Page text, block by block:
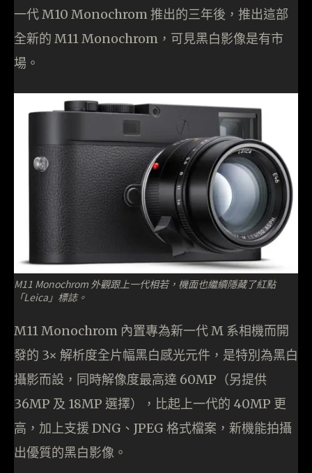
一代 M10 Monochrom 推出的三年後，推出這部
全新的 M11 Monochrom，可見黑白影像是有市
場。
M11 Monochrom 外觀跟上一代相若，機面也繼續隱藏了紅點
「Leica」標誌。
M11 Monochrom 內置專為新一代 M 系相機而開
發的 3× 解析度全片幅黑白感光元件，是特別為黑白
攝影而設，同時解像度最高達 60MP（另提供
36MP 及 18MP 選擇），比起上一代的 40MP 更
高，加上支援 DNG、JPEG 格式檔案，新機能拍攝
出優質的黑白影像。